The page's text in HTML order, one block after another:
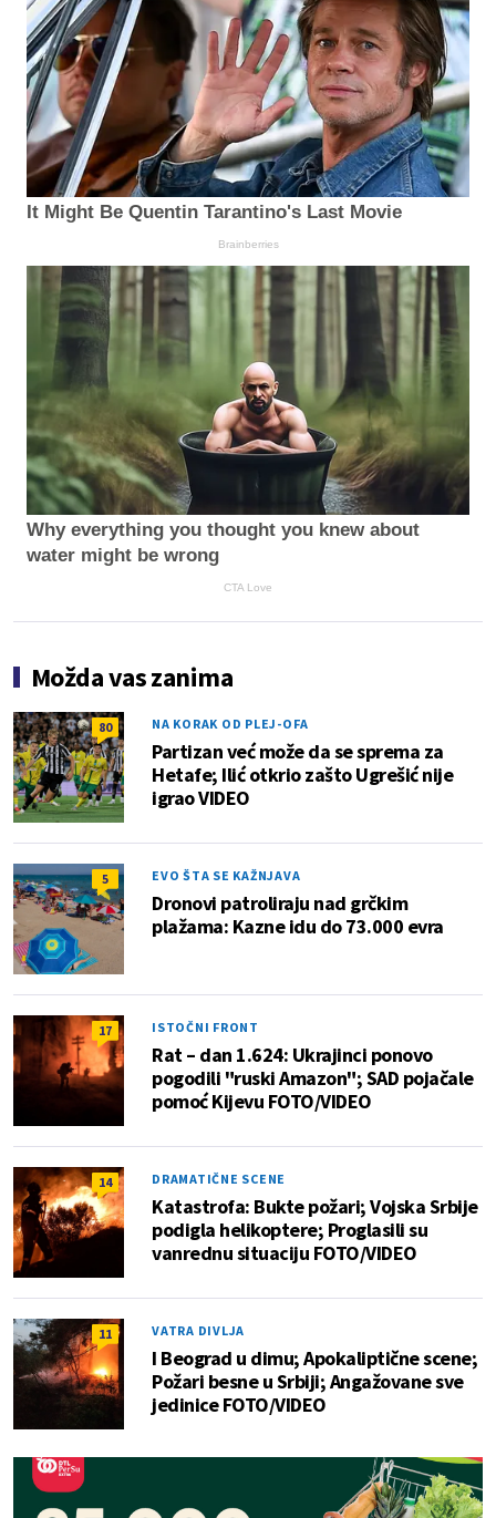
It Might Be Quentin Tarantino's Last Movie
Brainberries
Why everything you thought you knew about
water might be wrong
CTA Love
Možda vas zanima
80 NA KORAK OD PLEJ-OFA
Partizan već može da se sprema za
Hetafe; Ilić otkrio zašto Ugrešić nije
igrao VIDEO
5 EVO ŠTA SE KAŽNJAVA
Dronovi patroliraju nad grčkim
plažama: Kazne idu do 73.000 evra
17 ISTOČNI FRONT
Rat – dan 1.624: Ukrajinci ponovo
pogodili "ruski Amazon"; SAD pojačale
pomoć Kijevu FOTO/VIDEO
14 DRAMATIČNE SCENE
Katastrofa: Bukte požari; Vojska Srbije
podigla helikoptere; Proglasili su
vanrednu situaciju FOTO/VIDEO
11 VATRA DIVLJA
I Beograd u dimu; Apokaliptične scene;
Požari besne u Srbiji; Angažovane sve
jedinice FOTO/VIDEO